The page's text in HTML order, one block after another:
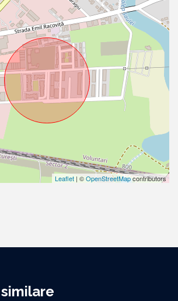
Leaflet | ©OpenStreetMapcontributors